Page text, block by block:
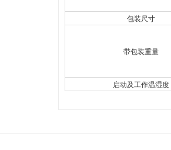
包装尺寸
带包装重量
启动及工作温湿度